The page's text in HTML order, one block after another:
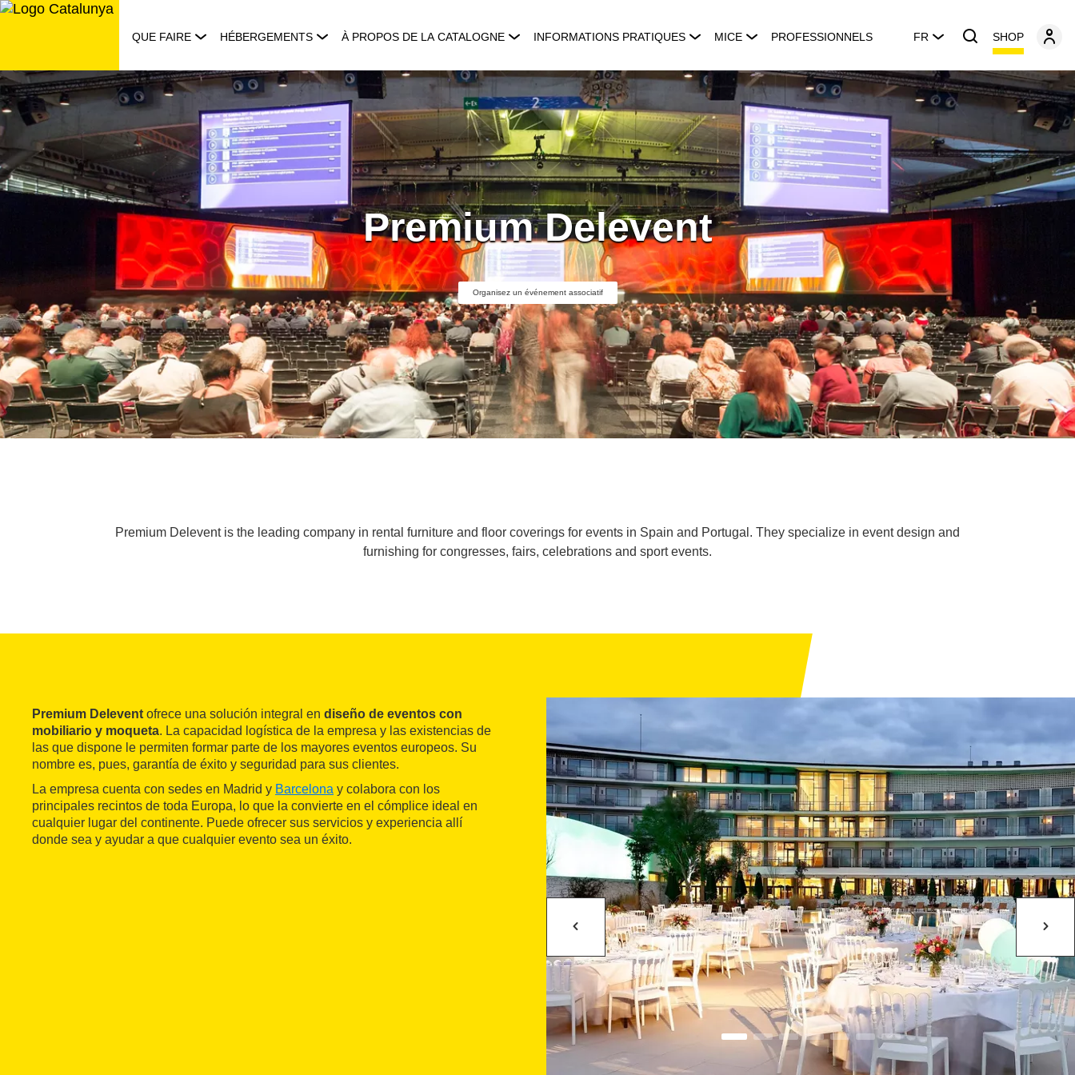
Aller
QUE FAIRE HÉBERGEMENTS À PROPOS DE LA CATALOGNE INFORMATIONS PRATIQUES MICE PROFESSIONNELS FR SHOP
Premium Delevent
Organisez un événement associatif
Premium Delevent is the leading company in rental furniture and floor coverings for events in Spain and Portugal. They specialize in event design and
furnishing for congresses, fairs, celebrations and sport events.
Premium Delevent ofrece una solución integral en diseño de eventos con
mobiliario y moqueta. La capacidad logística de la empresa y las existencias de
las que dispone le permiten formar parte de los mayores eventos europeos. Su
nombre es, pues, garantía de éxito y seguridad para sus clientes.
La empresa cuenta con sedes en Madrid y Barcelona y colabora con los
principales recintos de toda Europa, lo que la convierte en el cómplice ideal en
cualquier lugar del continente. Puede ofrecer sus servicios y experiencia allí
donde sea y ayudar a que cualquier evento sea un éxito.